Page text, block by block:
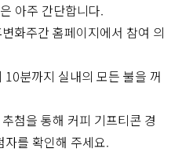
아주 간단합니다.
화주간 홈페이지에서 참여 의
분까지 실내의 모든 불을 꺼
첨을 통해 커피 기프티콘 경
를 확인해 주세요.